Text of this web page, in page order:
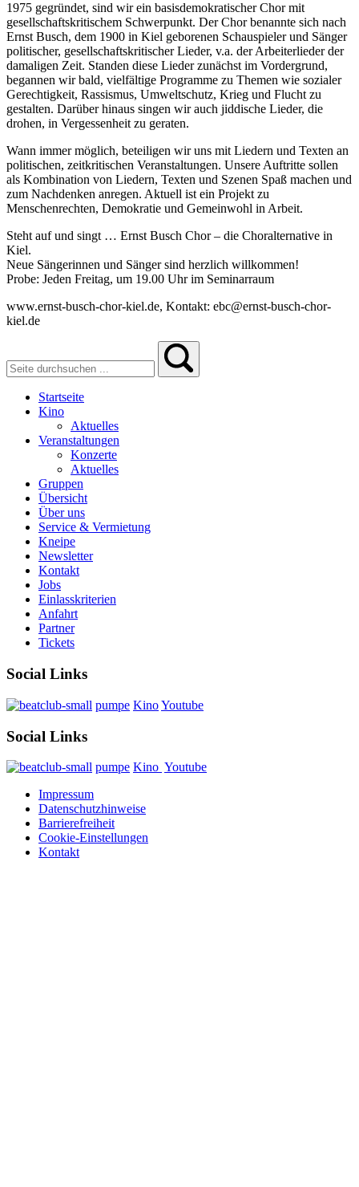
1975 gegründet, sind wir ein basisdemokratischer Chor mit
gesellschaftskritischem Schwerpunkt. Der Chor benannte sich nach
Ernst Busch, dem 1900 in Kiel geborenen Schauspieler und Sänger
politischer, gesellschaftskritischer Lieder, v.a. der Arbeiterlieder der
damaligen Zeit. Standen diese Lieder zunächst im Vordergrund,
begannen wir bald, vielfältige Programme zu Themen wie sozialer
Gerechtigkeit, Rassismus, Umweltschutz, Krieg und Flucht zu
gestalten. Darüber hinaus singen wir auch jiddische Lieder, die
drohen, in Vergessenheit zu geraten.
Wann immer möglich, beteiligen wir uns mit Liedern und Texten an
politischen, zeitkritischen Veranstaltungen. Unsere Auftritte sollen
als Kombination von Liedern, Texten und Szenen Spaß machen und
zum Nachdenken anregen. Aktuell ist ein Projekt zu
Menschenrechten, Demokratie und Gemeinwohl in Arbeit.
Steht auf und singt … Ernst Busch Chor – die Choralternative in
Kiel.
Neue Sängerinnen und Sänger sind herzlich willkommen!
Probe: Jeden Freitag, um 19.00 Uhr im Seminarraum
www.ernst-busch-chor-kiel.de, Kontakt: ebc@ernst-busch-chor-
kiel.de
Startseite
Kino
Aktuelles
Veranstaltungen
Konzerte
Aktuelles
Gruppen
Übersicht
Über uns
Service & Vermietung
Kneipe
Newsletter
Kontakt
Jobs
Einlasskriterien
Anfahrt
Partner
Tickets
Social Links
pumpe KinoYoutube
Social Links
pumpe Kino Youtube
Impressum
Datenschutzhinweise
Barrierefreiheit
Cookie-Einstellungen
Kontakt